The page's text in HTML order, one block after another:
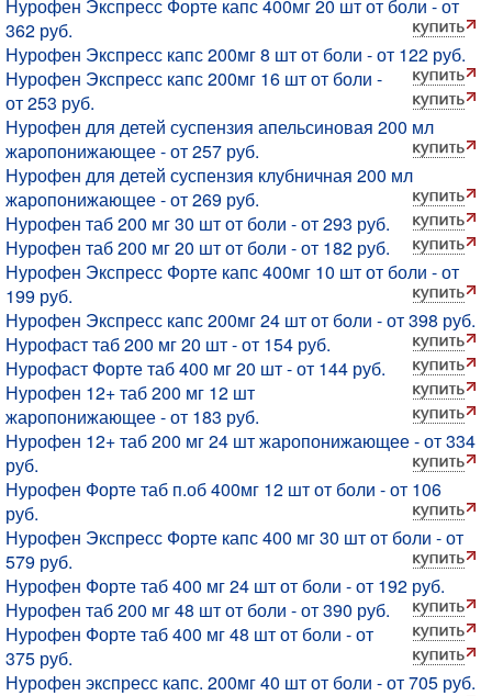
Нурофен Экспресс Форте капс 400мг 20 шт от боли - от
362 руб.
Нурофен Экспресс капс 200мг 8 шт от боли - от 122 руб.
Нурофен Экспресс капс 200мг 16 шт от боли -
от 253 руб.
Нурофен для детей суспензия апельсиновая 200 мл
жаропонижающее - от 257 руб.
Нурофен для детей суспензия клубничная 200 мл
жаропонижающее - от 269 руб.
Нурофен таб 200 мг 30 шт от боли - от 293 руб.
Нурофен таб 200 мг 20 шт от боли - от 182 руб.
Нурофен Экспресс Форте капс 400мг 10 шт от боли - от
199 руб.
Нурофен Экспресс капс 200мг 24 шт от боли - от 398 руб.
Нурофаст таб 200 мг 20 шт - от 154 руб.
Нурофаст Форте таб 400 мг 20 шт - от 144 руб.
Нурофен 12+ таб 200 мг 12 шт
жаропонижающее - от 183 руб.
Нурофен 12+ таб 200 мг 24 шт жаропонижающее - от 334
руб.
Нурофен Форте таб п.об 400мг 12 шт от боли - от 106
руб.
Нурофен Экспресс Форте капс 400 мг 30 шт от боли - от
579 руб.
Нурофен Форте таб 400 мг 24 шт от боли - от 192 руб.
Нурофен таб 200 мг 48 шт от боли - от 390 руб.
Нурофен Форте таб 400 мг 48 шт от боли - от
375 руб.
Нурофен экспресс капс. 200мг 40 шт от боли - от 705 руб.